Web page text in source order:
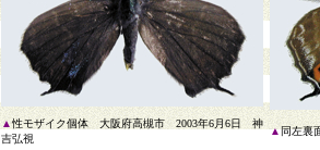
▲性モザイク個体 大阪府高槻市 2003年6月6日 神
吉弘視
▲同左裏